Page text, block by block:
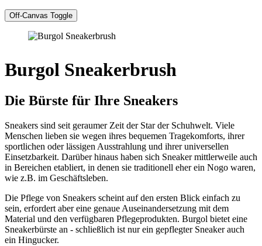
Off-Canvas Toggle
Burgol Sneakerbrush
Die Bürste für Ihre Sneakers
Sneakers sind seit geraumer Zeit der Star der Schuhwelt. Viele
Menschen lieben sie wegen ihres bequemen Tragekomforts, ihrer
sportlichen oder lässigen Ausstrahlung und ihrer universellen
Einsetzbarkeit. Darüber hinaus haben sich Sneaker mittlerweile auch
in Bereichen etabliert, in denen sie traditionell eher ein Nogo waren,
wie z.B. im Geschäftsleben.
Die Pflege von Sneakers scheint auf den ersten Blick einfach zu
sein, erfordert aber eine genaue Auseinandersetzung mit dem
Material und den verfügbaren Pflegeprodukten. Burgol bietet eine
Sneakerbürste an - schließlich ist nur ein gepflegter Sneaker auch
ein Hingucker.